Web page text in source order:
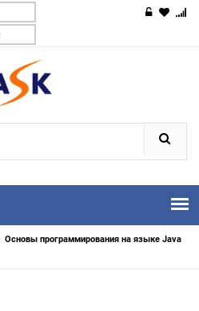
Основы программирования на языке Java